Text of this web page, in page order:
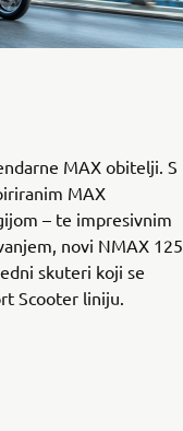
MAX obitelji. S
MAX
– te impresivnim
novi NMAX 125
skuteri koji se
Scooter liniju.